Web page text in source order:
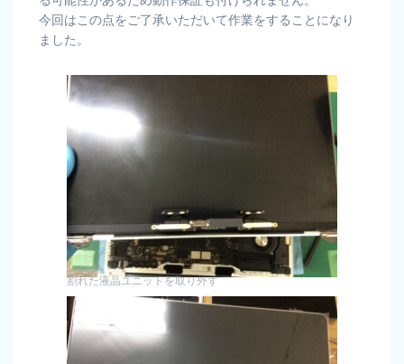
今回はこの点をご了承いただいて作業をすることになり
ました。
割れた液晶ユニットを取り外す